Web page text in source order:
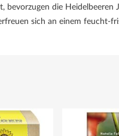
bevorzugen die
sich an einem feucht-